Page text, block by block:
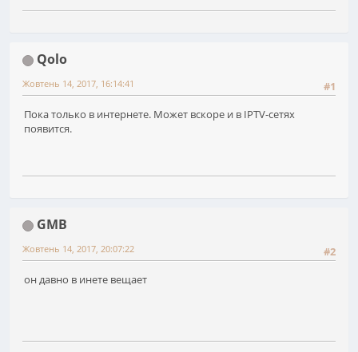
Qolo
#1
Жовтень 14, 2017, 16:14:41
Пока только в интернете. Может вскоре и в IPTV-сетях
появится.
GMB
#2
Жовтень 14, 2017, 20:07:22
он давно в инете вещает